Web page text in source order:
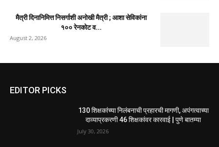
मैत्री दिनानिमित्त निसर्गाशी अनोखी मैत्री ; आशा सेविकांना
१०० रेनकोट व...
August 2, 2026
EDITOR PICKS
130 शिक्षकांच्या निलंबनाची प्रहारची मागणी, अपंगत्वाच्या
दाव्याप्रकरणी 46 शिक्षकांवर कारवाई | पुणे बातम्या
July 30, 2026